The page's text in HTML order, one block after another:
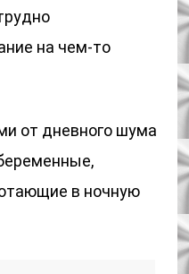
на чем-то
от дневного шума
в ночную